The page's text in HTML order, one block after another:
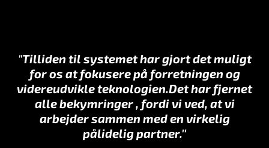
"Tilliden til systemet har gjort det muligt
for os at fokusere på forretningen og
videreudvikle teknologien.Det har fjernet
alle bekymringer, fordi vi ved, at vi
arbejder sammen med en virkelig
pålidelig partner.''